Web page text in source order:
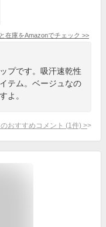
在庫をAmazonでチェック >>
プです。吸汗速乾性
テム。ベージュなの
よ。
おすすめコメント (1 件) >